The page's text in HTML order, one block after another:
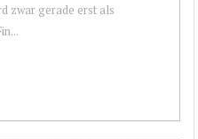
zwar gerade erst als